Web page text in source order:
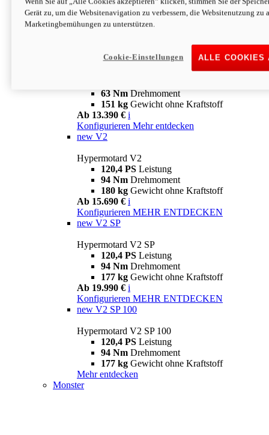
63 NmDrehmoment
151 kgGewicht ohne Kraftstoff
Ab 13.890 € i
63 Nm Drehmoment
151 kg Gewicht ohne Kraftstoff
Ab 13.390 € i
Konfigurieren Mehr entdecken
new V2
Hypermotard V2
120,4 PS Leistung
94 Nm Drehmoment
180 kg Gewicht ohne Kraftstoff
Ab 15.690 € i
Konfigurieren MEHR ENTDECKEN
new V2 SP
Hypermotard V2 SP
120,4 PS Leistung
94 Nm Drehmoment
177 kg Gewicht ohne Kraftstoff
Ab 19.990 € i
Konfigurieren MEHR ENTDECKEN
new V2 SP 100
Hypermotard V2 SP 100
120,4 PS Leistung
94 Nm Drehmoment
177 kg Gewicht ohne Kraftstoff
Mehr entdecken
Monster
Gerät zu, um die Websitenavigation zu verbessern, die Websitenutzung zu
Marketingbemühungen zu unterstützen.
ALLE COOKIES
Cookie-Einstellungen